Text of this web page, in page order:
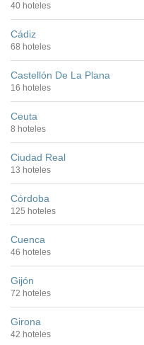
40 hoteles
Cádiz
68 hoteles
Castellón De La Plana
16 hoteles
Ceuta
8 hoteles
Ciudad Real
13 hoteles
Córdoba
125 hoteles
Cuenca
46 hoteles
Gijón
72 hoteles
Girona
42 hoteles